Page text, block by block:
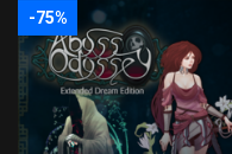
-75%